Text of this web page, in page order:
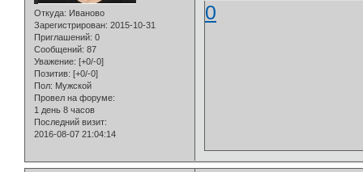
Откуда: Иваново
Зарегистрирован: 2015-10-31
Приглашений: 0
Сообщений: 87
Уважение: [+0/-0]
Позитив: [+0/-0]
Пол: Мужской
Провел на форуме:
1 день 8 часов
Последний визит:
2016-08-07 21:04:14
0